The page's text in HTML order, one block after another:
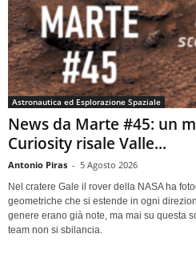
Astronautica ed Esplorazione Spaziale
News da Marte #45: un
Curiosity risale Valle...
Antonio Piras - 5 Agosto 2026
Nel cratere Gale il rover della NASA ha
geometriche che si estende in ogni
genere erano già note, ma mai su questa
team non si sbilancia.